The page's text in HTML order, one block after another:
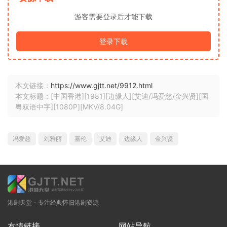
游客需要登录后才能下载
登录下载
本文链接： https://www.gjtt.net/9912.html
本文标题：[中国香港][1981][边缘人][艾迪/冯爱慈/金兴贤][国
粤双语中字][1080P][MKV/8.04G]
冯爱慈 刘雅丽 嘉伦 艾迪 边缘人 金兴贤
港剧天堂 - 专注经典怀旧港剧资源